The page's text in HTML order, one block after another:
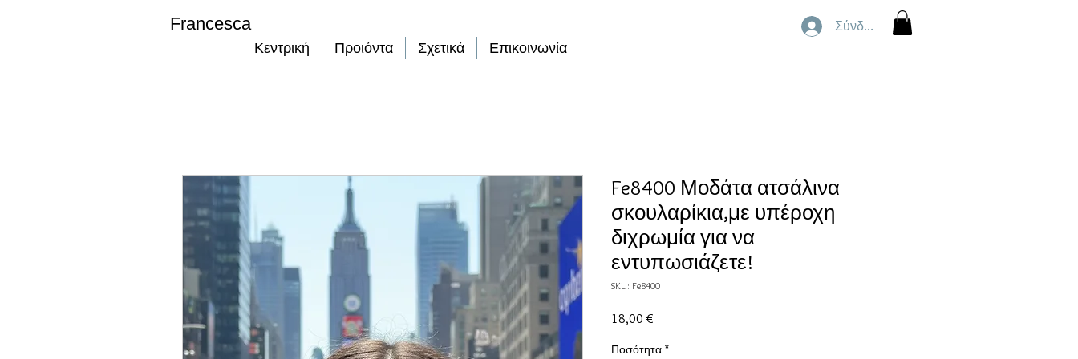
Κεντρική Προιόντα Σχετικά Επικοινωνία
Σύνδεση
Fe8400 Μοδάτα ατσάλινα
σκουλαρίκια,με υπέροχη
διχρωμία για να
εντυπωσιάζετε!
SKU: Fe8400
18,00 €
Ποσότητα *
Francesca